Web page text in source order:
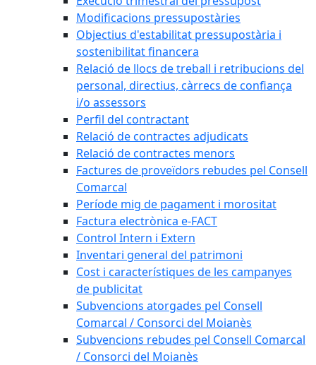
Modificacions pressupostàries
Objectius d'estabilitat pressupostària i
sostenibilitat financera
Relació de llocs de treball i retribucions del
personal, directius, càrrecs de confiança
i/o assessors
Perfil del contractant
Relació de contractes adjudicats
Relació de contractes menors
Factures de proveïdors rebudes pel Consell
Comarcal
Període mig de pagament i morositat
Factura electrònica e-FACT
Control Intern i Extern
Inventari general del patrimoni
Cost i característiques de les campanyes
de publicitat
Subvencions atorgades pel Consell
Comarcal / Consorci del Moianès
Subvencions rebudes pel Consell Comarcal
/ Consorci del Moianès